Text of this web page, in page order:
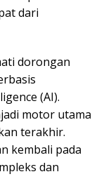
dari
dorongan
(AI).
motor utama
terakhir.
kembali pada
dan